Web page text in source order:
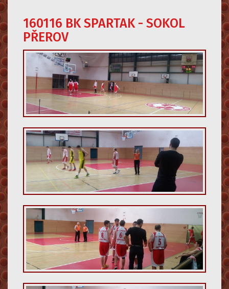
160116 BK SPARTAK - SOKOL
PŘEROV